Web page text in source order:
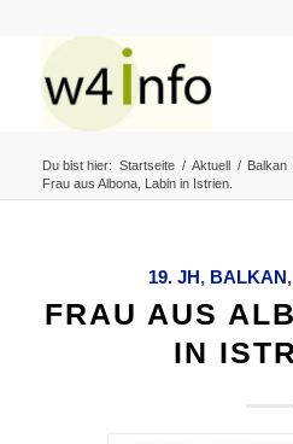
Du bist hier: Startseite / Aktuell / Balkan
Frau aus Albona, Labin in Istrien.
19. JH, BALKAN,
FRAU AUS
IN